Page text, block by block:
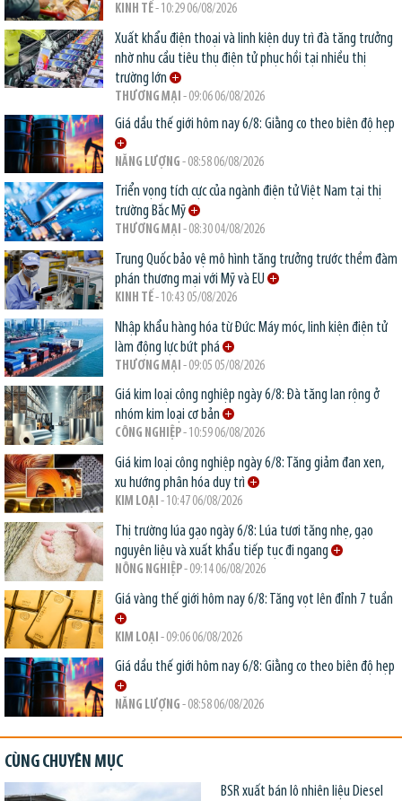
KINH TẾ- 10:29 06/08/2026
Xuất khẩu điện thoại và linh kiện duy trì đà tăng trưởng
nhờ nhu cầu tiêu thụ điện tử phục hồi tại nhiều thị
trường lớn
THƯƠNG MẠI - 09:06 06/08/2026
Giá dầu thế giới hôm nay 6/8: Giằng co theo biên độ hẹp
NĂNG LƯỢNG - 08:58 06/08/2026
Triển vọng tích cực của ngành điện tử Việt Nam tại thị
trường Bắc Mỹ
THƯƠNG MẠI - 08:30 04/08/2026
Trung Quốc bảo vệ mô hình tăng trưởng trước thềm đàm
phán thương mại với Mỹ và EU
KINH TẾ- 10:43 05/08/2026
Nhập khẩu hàng hóa từ Đức: Máy móc, linh kiện điện tử
làm động lực bứt phá
THƯƠNG MẠI - 09:05 05/08/2026
Giá kim loại công nghiệp ngày 6/8: Đà tăng lan rộng ở
nhóm kim loại cơ bản
CÔNG NGHIỆP- 10:59 06/08/2026
Giá kim loại công nghiệp ngày 6/8: Tăng giảm đan xen,
xu hướng phân hóa duy trì
KIM LOẠI - 10:47 06/08/2026
Thị trường lúa gạo ngày 6/8: Lúa tươi tăng nhẹ, gạo
nguyên liệu và xuất khẩu tiếp tục đi ngang
NÔNG NGHIỆP- 09:14 06/08/2026
Giá vàng thế giới hôm nay 6/8: Tăng vọt lên đỉnh 7 tuần
KIM LOẠI - 09:06 06/08/2026
Giá dầu thế giới hôm nay 6/8: Giằng co theo biên độ hẹp
NĂNG LƯỢNG - 08:58 06/08/2026
CÙNG CHUYÊN MỤC
BSR xuất bán lô nhiên liệu Diesel